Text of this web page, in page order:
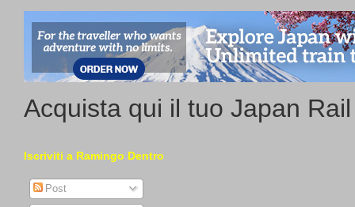
Acquista qui il tuo Japan
Iscriviti a Ramingo Dentro
Post